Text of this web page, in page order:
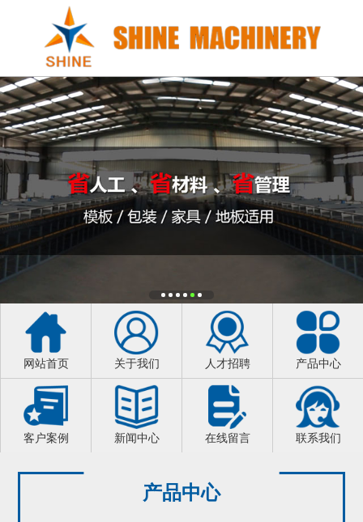
网站首页 关于我们 人才招聘 产品中心
客户案例 新闻中心 在线留言 联系我们
产品中心